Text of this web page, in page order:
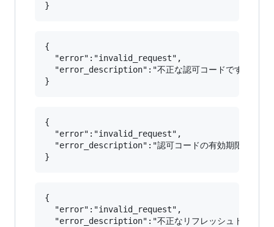
{
  "error":"invalid_request",
  "error_description":"不正な認可コードです。"
{
  "error":"invalid_request",
"error_description":"認可コードの有効期限が切れ
{
  "error":"invalid_request",
"error_description":"不正なリフレッシュトークン